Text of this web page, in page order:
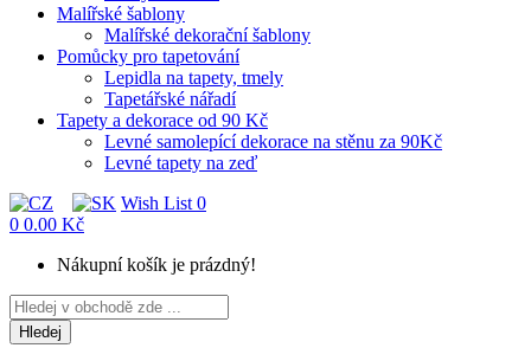
Malířské šablony
Malířské dekorační šablony
Pomůcky pro tapetování
Lepidla na tapety, tmely
Tapetářské nářadí
Tapety a dekorace od 90 Kč
Levné samolepící dekorace na stěnu za 90Kč
Levné tapety na zeď
Wish List 0
0 0.00 Kč
Nákupní košík je prázdný!
Hledej